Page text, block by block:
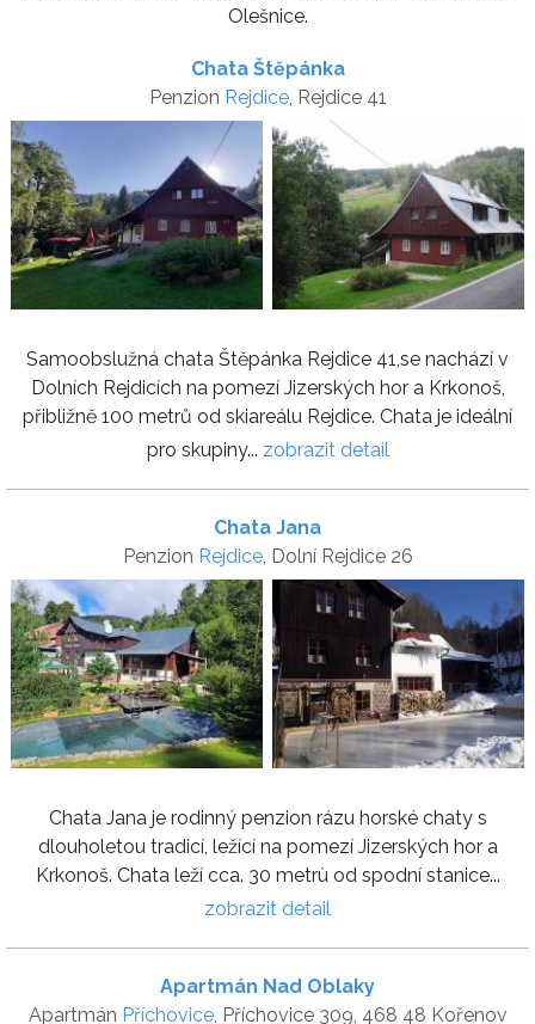
Olešnice.
Chata Štěpánka
Penzion Rejdice, Rejdice 41
Samoobslužná chata Štěpánka Rejdice 41,se nachází v
Dolních Rejdicích na pomezí Jizerských hor a Krkonoš,
přibližně 100 metrů od skiareálu Rejdice. Chata je ideální
pro skupiny... zobrazit detail
Chata Jana
Penzion Rejdice, Dolní Rejdice 26
Chata Jana je rodinný penzion rázu horské chaty s
dlouholetou tradicí, ležící na pomezí Jizerských hor a
Krkonoš. Chata leží cca. 30 metrù od spodní stanice...
zobrazit detail
Apartmán Nad Oblaky
Apartmán Příchovice, Příchovice 309, 468 48 Kořenov